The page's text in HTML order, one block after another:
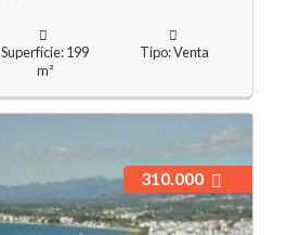
Superfície: 199
m²
Tipo: Venta
310.000